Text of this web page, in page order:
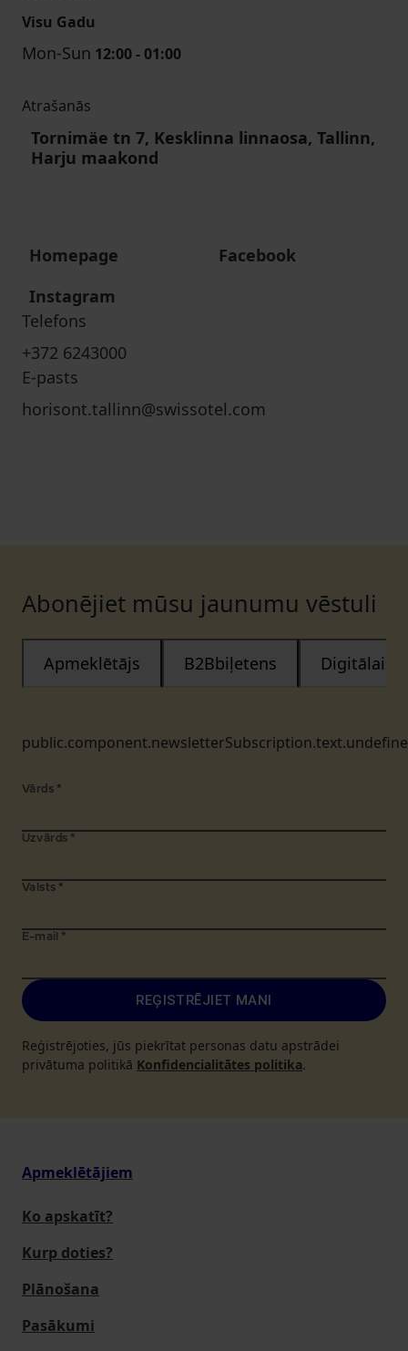
Visu Gadu
Mon-Sun 12:00 - 01:00
Atrašanās
Tornimäe tn 7, Kesklinna linnaosa, Tallinn,
Harju maakond
Homepage
Facebook
Instagram
Telefons
+372 6243000
E-pasts
horisont.tallinn@swissotel.com
Abonējiet mūsu jaunumu vēstuli
Apmeklētājs B2Bbiļetens Digitālais
Vārds *
Uzvārds *
Valsts *
E-mail *
REĢISTRĒJIET MANI
Reģistrējoties, jūs piekrītat personas datu apstrādei
privātuma politikā Konfidencialitātes politika.
Apmeklētājiem
Ko apskatīt?
Kurp doties?
Plānošana
Pasākumi